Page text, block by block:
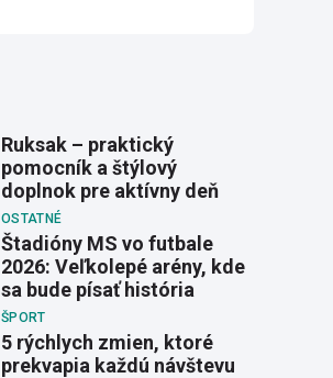
Ruksak – praktický
pomocník a štýlový
doplnok pre aktívny deň
OSTATNÉ
Štadióny MS vo futbale
2026: Veľkolepé arény, kde
sa bude písať história
ŠPORT
5 rýchlych zmien, ktoré
prekvapia každú návštevu